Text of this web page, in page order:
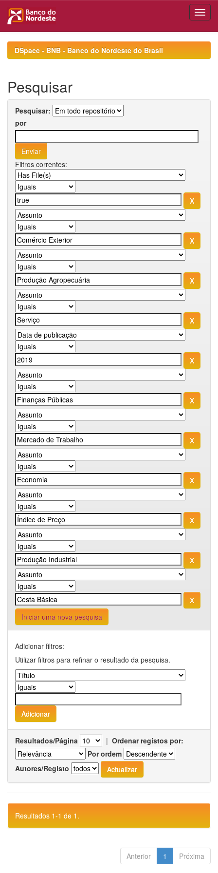
navigationDSpace - BNB - Banco do Nordeste do Brasil
Pesquisar
Pesquisar:
por
Filtros correntes:
Iniciar uma nova pesquisa
Adicionar filtros:
Utilizar filtros para refinar o resultado da pesquisa.
Resultados/Página | Ordenar registos por:
Por ordem
Autores/Registo
Resultados 1-1 de 1.
Anterior 1 Próxima